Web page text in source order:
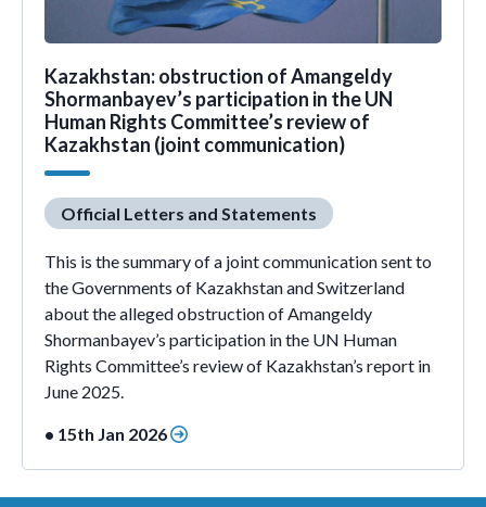
Kazakhstan: obstruction of Amangeldy
Shormanbayev’s participation in the UN
Human Rights Committee’s review of
Kazakhstan (joint communication)
Official Letters and Statements
This is the summary of a joint communication sent to
the Governments of Kazakhstan and Switzerland
about the alleged obstruction of Amangeldy
Shormanbayev’s participation in the UN Human
Rights Committee’s review of Kazakhstan’s report in
June 2025.
• 15th Jan 2026